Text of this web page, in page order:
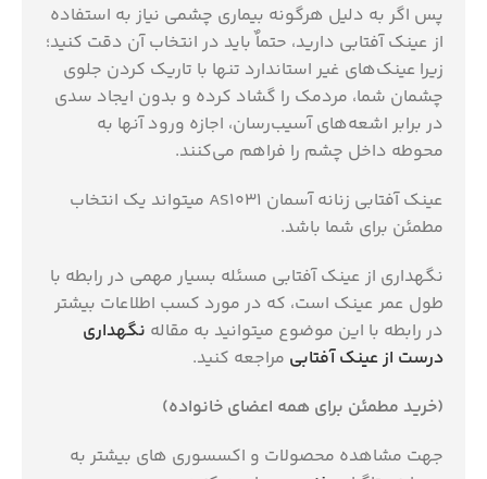
پس اگر به دلیل هرگونه بیماری چشمی نیاز به استفاده
از عینك آفتابی دارید، حتماٌ باید در انتخاب آن دقت كنید؛
زیرا عینك‌های غیر استاندارد تنها با تاریك كردن جلوی
چشمان شما، مردمك را گشاد كرده و بدون ایجاد سدی
در برابر اشعه‌های آسیب‌رسان، اجازه ورود آنها به
محوطه داخل چشم را فراهم می‌كنند‏‏‏.‏‏‏
عینک آفتابی زنانه آسمان AS1031 میتواند یک انتخاب
مطمئن برای شما باشد.
نگهداری از عینک آفتابی مسئله بسیار مهمی در رابطه با
طول عمر عینک است، که در مورد کسب اطلاعات بیشتر
در رابطه با این موضوع میتوانید به مقاله نگهداری
درست از عینک آفتابی مراجعه کنید.
(خرید مطمئن برای همه اعضای خانواده)
جهت مشاهده محصولات و اکسسوری های بیشتر به